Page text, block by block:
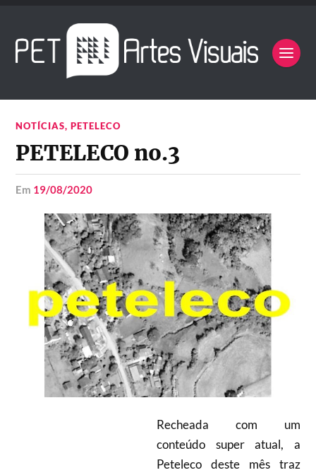
NOTÍCIAS,PETELECO
PETELECO no.3
em 19/08/2020
Recheada com um
conteúdo super atual, a
Peteleco deste mês traz